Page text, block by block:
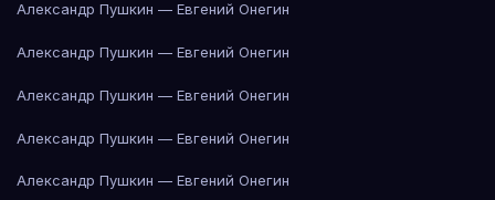
Александр Пушкин — Евгений Онегин
Александр Пушкин — Евгений Онегин
Александр Пушкин — Евгений Онегин
Александр Пушкин — Евгений Онегин
Александр Пушкин — Евгений Онегин